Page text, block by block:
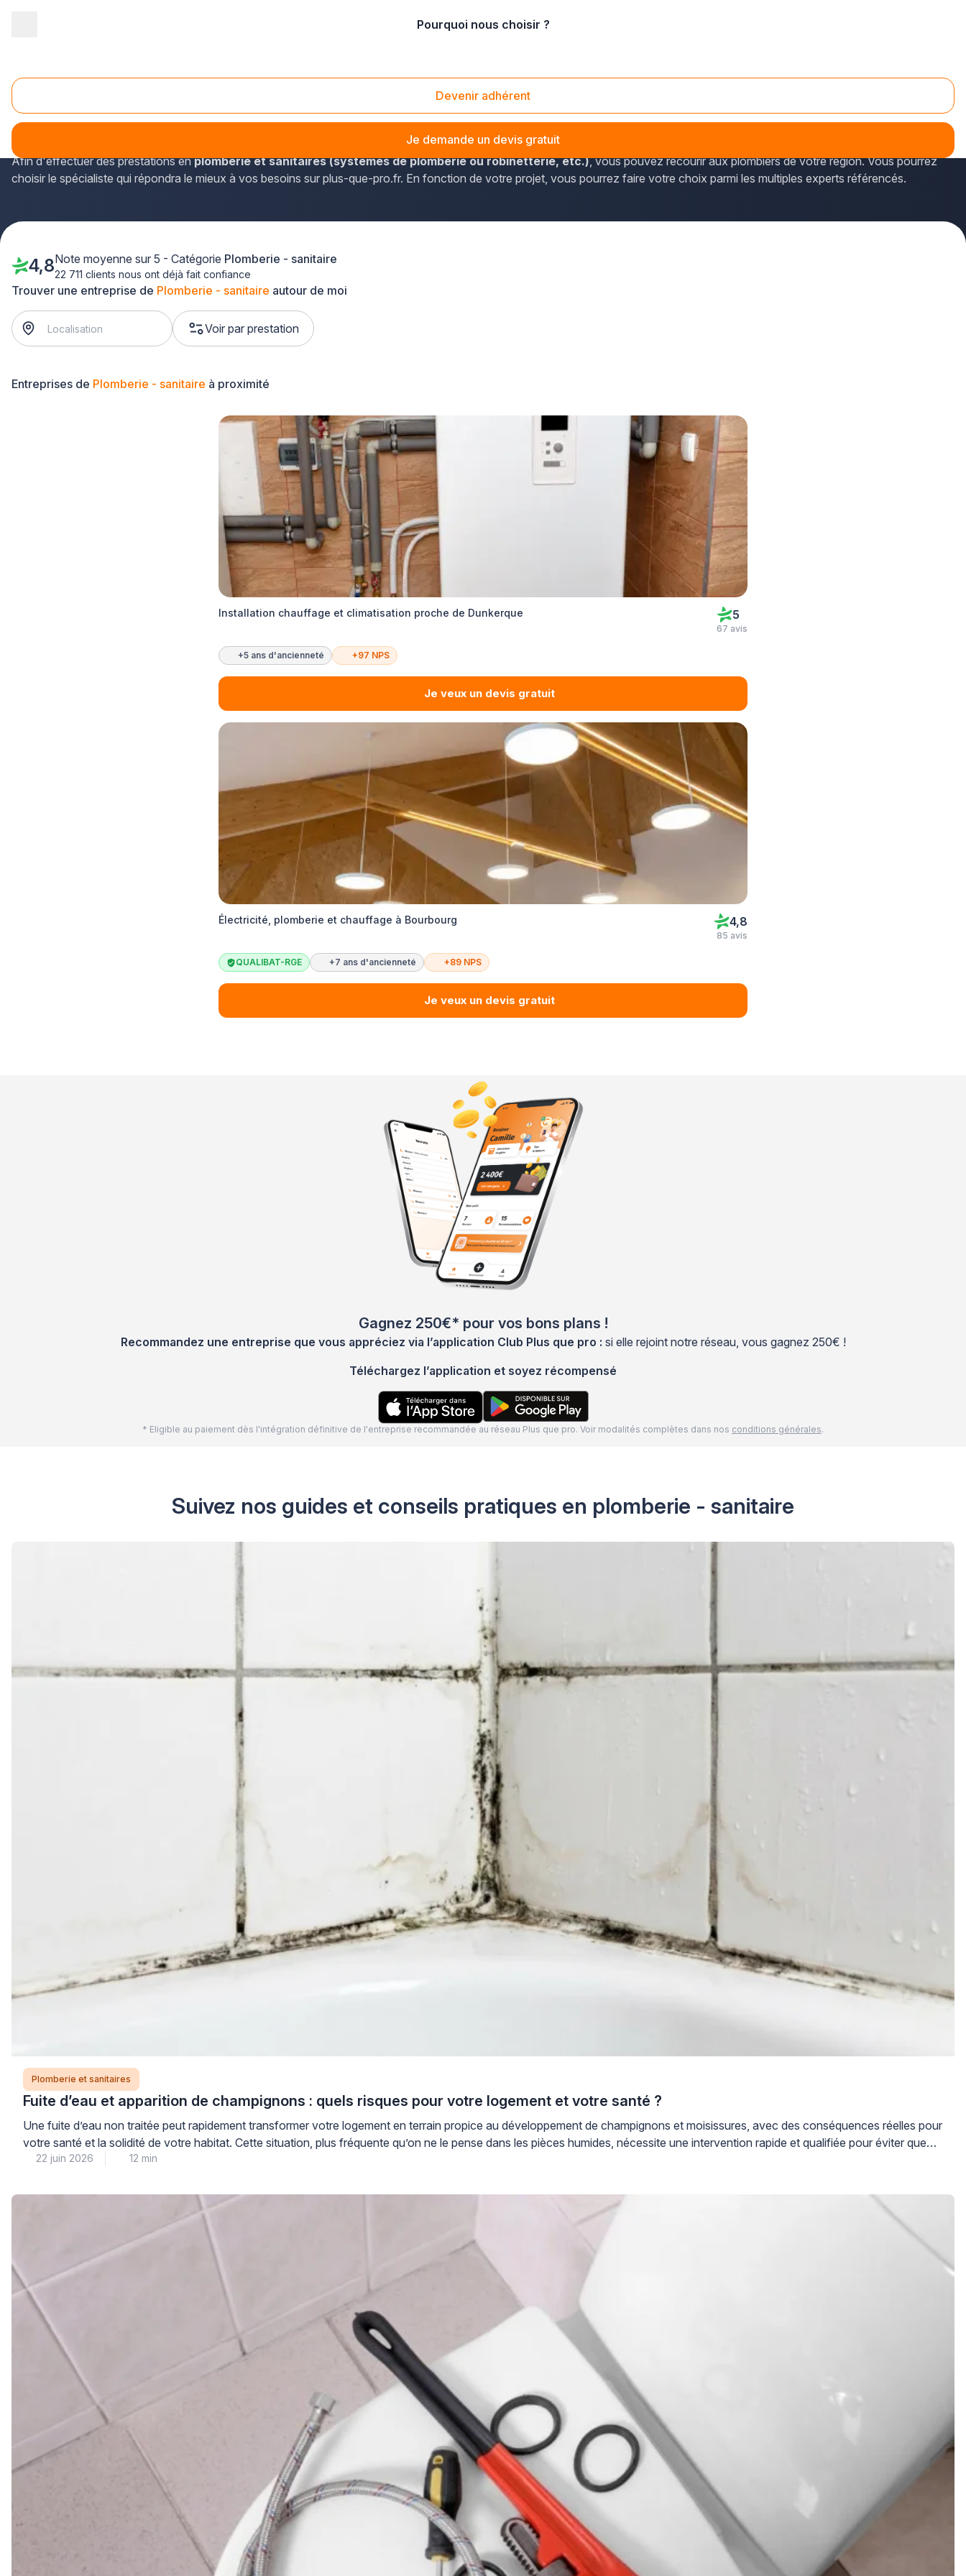
Pourquoi nous choisir ?
Devenir adhérent
Je demande un devis gratuit
Plomberie - sanitaire Coudekerque-Branche (59210)
Dans la commune de Coudekerque-Branche, dans le département du Nord (Nord-Pas-de-Calais), plus-que-pro.fr vous permet d'avoir un aperçu des prestations proposées ainsi que
d'obtenir les informations de contact de professionnels.
Afin d'effectuer des prestations enplomberie et sanitaires (systèmes de plomberie ou robinetterie, etc.), vous pouvez recourir aux plombiers de votre région. Vous pourrez
choisir le spécialiste qui répondra le mieux à vos besoins sur plus-que-pro.fr. En fonction de votre projet, vous pourrez faire votre choix parmi les multiples experts référencés.
Trouver une entreprise de Plomberie - sanitaire autour de moi
Voir par prestation
4,8Note moyenne sur 5 - Catégorie Plomberie - sanitaire
22 711 clients nous ont déjà fait confiance
Entreprises de Plomberie - sanitaire à proximité
Installation chauffage et climatisation proche de Dunkerque 5
67 avis
+5 ans d'ancienneté +97 NPS
Je veux un devis gratuit
Électricité, plomberie et chauffage à Bourbourg 4,8
85 avis
QUALIBAT-RGE +7 ans d'ancienneté +89 NPS
Je veux un devis gratuit
Gagnez 250€* pour vos bons plans !
Recommandez une entreprise que vous appréciez via l’application Club Plus que pro : si elle rejoint notre réseau, vous gagnez 250€ !
Téléchargez l’application et soyez récompensé
* Eligible au paiement dès l'intégration définitive de l'entreprise recommandée au réseau Plus que pro. Voir modalités complètes dans nos conditions générales.
Suivez nos guides et conseils pratiques en plomberie - sanitaire
Plomberie et sanitaires
Fuite d’eau et apparition de champignons : quels risques pour votre logement et votre santé ?
Une fuite d’eau non traitée peut rapidement transformer votre logement en terrain propice au développement de champignons et moisissures, avec des conséquences réelles pour
votre santé et la solidité de votre habitat. Cette situation, plus fréquente qu’on ne le pense dans les pièces humides, nécessite une intervention rapide et qualifiée pour éviter que
les dégâts […]
22 juin 2026 12 min